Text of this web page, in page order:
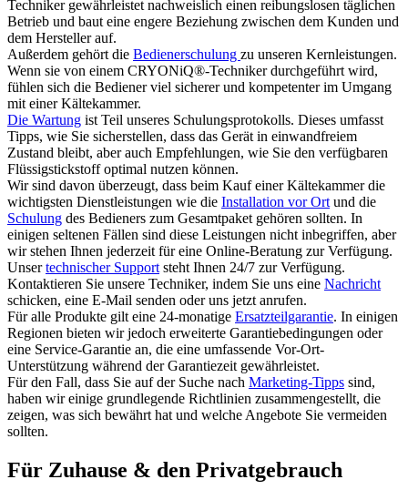
Techniker gewährleistet nachweislich einen reibungslosen täglichen
Betrieb und baut eine engere Beziehung zwischen dem Kunden und
dem Hersteller auf.
Außerdem gehört die Bedienerschulung zu unseren Kernleistungen.
Wenn sie von einem CRYONiQ®-Techniker durchgeführt wird,
fühlen sich die Bediener viel sicherer und kompetenter im Umgang
mit einer Kältekammer.
Die Wartung ist Teil unseres Schulungsprotokolls. Dieses umfasst
Tipps, wie Sie sicherstellen, dass das Gerät in einwandfreiem
Zustand bleibt, aber auch Empfehlungen, wie Sie den verfügbaren
Flüssigstickstoff optimal nutzen können.
Wir sind davon überzeugt, dass beim Kauf einer Kältekammer die
wichtigsten Dienstleistungen wie die Installation vor Ort und die
Schulung des Bedieners zum Gesamtpaket gehören sollten. In
einigen seltenen Fällen sind diese Leistungen nicht inbegriffen, aber
wir stehen Ihnen jederzeit für eine Online-Beratung zur Verfügung.
Unsertechnischer Support steht Ihnen 24/7 zur Verfügung.
Kontaktieren Sie unsere Techniker, indem Sie uns eine Nachricht
schicken, eine E-Mail senden oder uns jetzt anrufen.
Für alle Produkte gilt eine 24-monatige Ersatzteilgarantie. In einigen
Regionen bieten wir jedoch erweiterte Garantiebedingungen oder
eine Service-Garantie an, die eine umfassende Vor-Ort-
Unterstützung während der Garantiezeit gewährleistet.
Für den Fall, dass Sie auf der Suche nach Marketing-Tipps sind,
haben wir einige grundlegende Richtlinien zusammengestellt, die
zeigen, was sich bewährt hat und welche Angebote Sie vermeiden
sollten.
Für Zuhause & den Privatgebrauch